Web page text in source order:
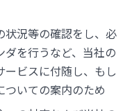
状況等の確認をし、必
を行うなど、当社の
ビスに付随し、もし
ついての案内のため